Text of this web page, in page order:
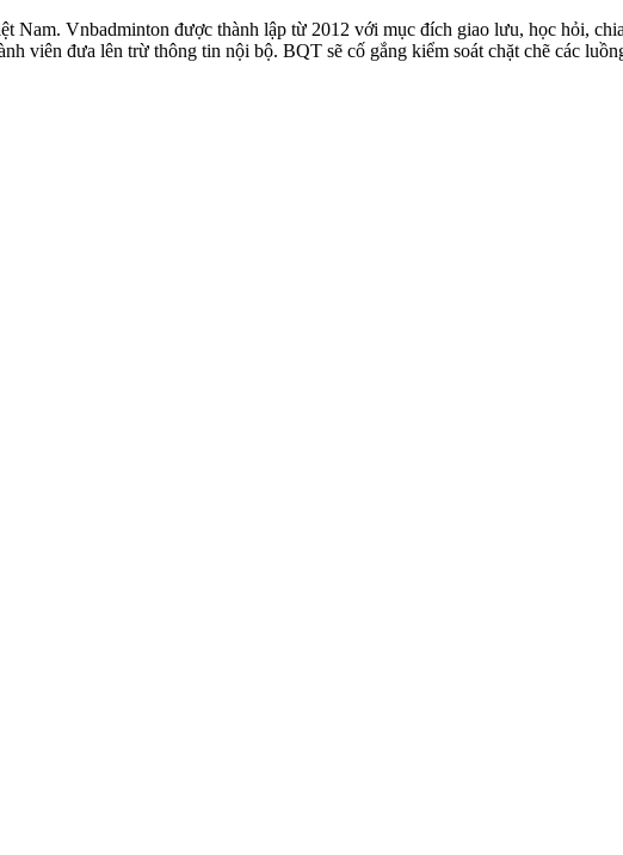
Nam. Vnbadminton được thành lập từ 2012 với mục đích giao lưu, học hỏi,
viên đưa lên trừ thông tin nội bộ. BQT sẽ cố gắng kiểm soát chặt chẽ các